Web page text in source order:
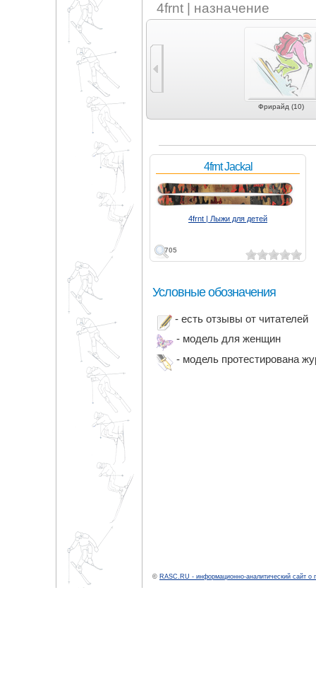
4frnt | назначение
Фрирайд (10)
705
4frnt Jackal
4frnt | Лыжи для детей
Условные обозначения
- есть отзывы от читателей
- модель для женщин
- модель протестирована
© RASC.RU - информационно-аналитический сайт о